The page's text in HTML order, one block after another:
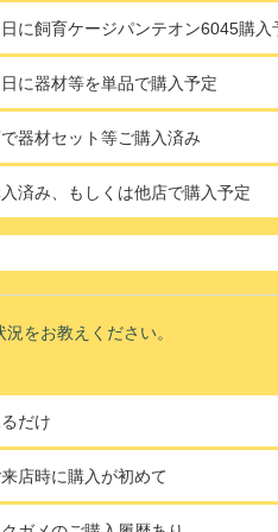
に飼育ケージパンテオン6045購入
に器材等を単品で購入予定
器材セット等ご購入済み
済み、もしくは他店で購入予定
をお教えください。
だけ
店時に購入が初めて